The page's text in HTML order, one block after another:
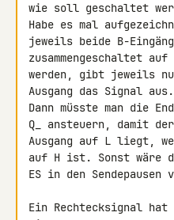
wie soll geschaltet
Habe es mal
jeweils beide B-
zusammengeschaltet
werden, gibt jeweils
Ausgang das Signal aus.
Dann müsste man die
Q_ ansteuern, damit der
Ausgang auf L liegt,
auf H ist. Sonst wäre
ES in den
Ein Rechtecksignal